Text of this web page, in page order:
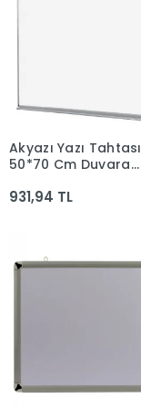
Sepete Ekle
Akyazı Yazı Tahtası
50*70 Cm Duvara
931,94 TL